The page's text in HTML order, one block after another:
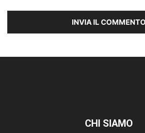
CHI SIAMO